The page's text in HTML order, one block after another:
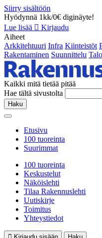
Siirry sisältöön
Hyödynnä 1kk/0€ diginäyte!
Lue lisää
Kirjaudu
Aiheet
Arkkitehtuuri Infra Kiinteistöt
Rakentaminen Suunnittelu
Kaikki mitä tietää pitää
Hae tältä sivustolta
Haku
Etusivu
100 tuoreinta
Suurimmat
100 tuoreinta
Keskustelut
Näköislehti
Tilaa Rakennuslehti
Uutiskirje
Toimitus
Yhteystiedot